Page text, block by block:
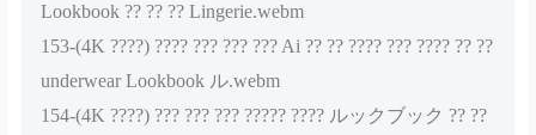
Lookbook ?? ?? ?? Lingerie.webm
153-(4K ????) ???? ??? ??? ??? Ai ?? ?? ???? ??? ???? ?? ??
underwear Lookbook ル.webm
154-(4K ????) ??? ??? ??? ????? ???? ルックブック ?? ??